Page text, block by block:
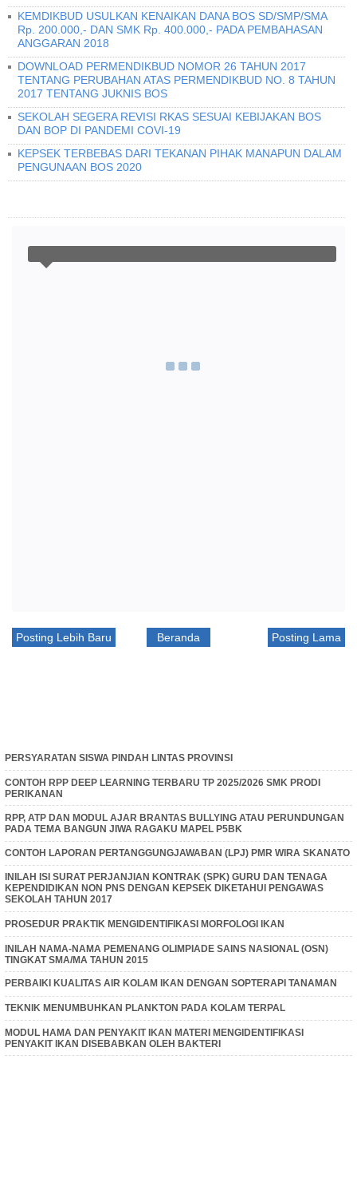
KEMDIKBUD USULKAN KENAIKAN DANA BOS SD/SMP/SMA
Rp. 200.000,- DAN SMK Rp. 400.000,- PADA PEMBAHASAN
ANGGARAN 2018
DOWNLOAD PERMENDIKBUD NOMOR 26 TAHUN 2017
TENTANG PERUBAHAN ATAS PERMENDIKBUD NO. 8 TAHUN
2017 TENTANG JUKNIS BOS
SEKOLAH SEGERA REVISI RKAS SESUAI KEBIJAKAN BOS
DAN BOP DI PANDEMI COVI-19
KEPSEK TERBEBAS DARI TEKANAN PIHAK MANAPUN DALAM
PENGUNAAN BOS 2020
Posting Lebih Baru Posting Lama
Beranda
PERSYARATAN SISWA PINDAH LINTAS PROVINSI
CONTOH RPP DEEP LEARNING TERBARU TP 2025/2026 SMK PRODI
PERIKANAN
RPP, ATP DAN MODUL AJAR BRANTAS BULLYING ATAU PERUNDUNGAN
PADA TEMA BANGUN JIWA RAGAKU MAPEL P5BK
CONTOH LAPORAN PERTANGGUNGJAWABAN (LPJ) PMR WIRA SKANATO
INILAH ISI SURAT PERJANJIAN KONTRAK (SPK) GURU DAN TENAGA
KEPENDIDIKAN NON PNS DENGAN KEPSEK DIKETAHUI PENGAWAS
SEKOLAH TAHUN 2017
PROSEDUR PRAKTIK MENGIDENTIFIKASI MORFOLOGI IKAN
INILAH NAMA-NAMA PEMENANG OLIMPIADE SAINS NASIONAL (OSN)
TINGKAT SMA/MA TAHUN 2015
PERBAIKI KUALITAS AIR KOLAM IKAN DENGAN SOPTERAPI TANAMAN
TEKNIK MENUMBUHKAN PLANKTON PADA KOLAM TERPAL
MODUL HAMA DAN PENYAKIT IKAN MATERI MENGIDENTIFIKASI
PENYAKIT IKAN DISEBABKAN OLEH BAKTERI